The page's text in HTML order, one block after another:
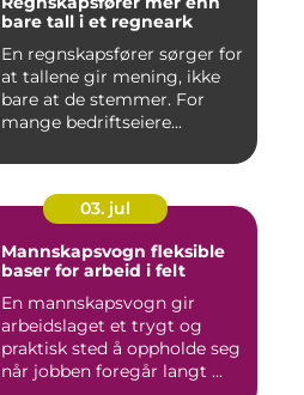
bare tall i et regneark
En regnskapsfører sørger for
at tallene gir mening, ikke
bare at de stemmer. For
mange bedriftseiere...
03. jul
Mannskapsvogn fleksible
baser for arbeid i felt
En mannskapsvogn gir
arbeidslaget et trygt og
praktisk sted å oppholde seg
når jobben foregår langt ...